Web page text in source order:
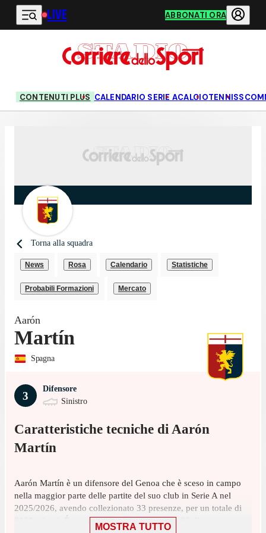
Vai al contenuto principale
LIVE ABBONATI ORA
CONTENUTI PLUS CALENDARIO SERIE ACALCIOTENNIS
Torna alla squadra
News Rosa Calendario Statistiche
Probabili Formazioni Mercato
Aarón
Martín
Spagna
3
Difensore
Sinistro
Caratteristiche tecniche di Aarón
Martín
Aarón Martín è un difensore del Genoa che è sceso in campo
nella maggior parte delle partite del suo club in Serie A nel
2025/2026, avendo collezionato 33 presenze, per un totale di
2160 minuti. É stato scelto nell'11 iniziale in 26 di queste
MOSTRA TUTTO